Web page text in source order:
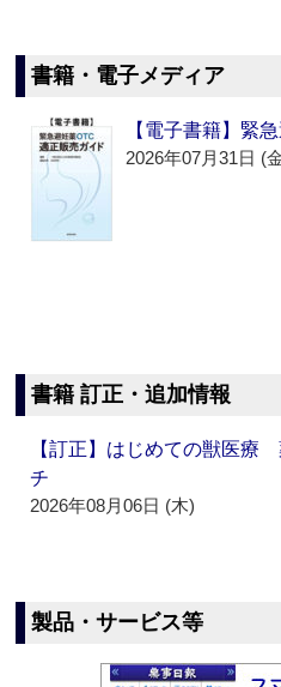
書籍・電子メディア
【電子書籍】緊
2026年07月31日 (
書籍 訂正・追加情報
【訂正】はじめての獣医療
チ
2026年08月06日 (木)
製品・サービス等